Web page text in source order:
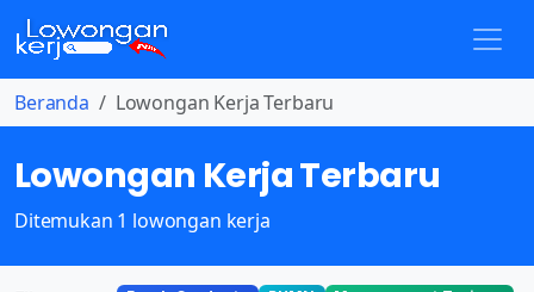
Beranda Lowongan Kerja Terbaru
Lowongan Kerja Terbaru
Ditemukan 1 lowongan kerja